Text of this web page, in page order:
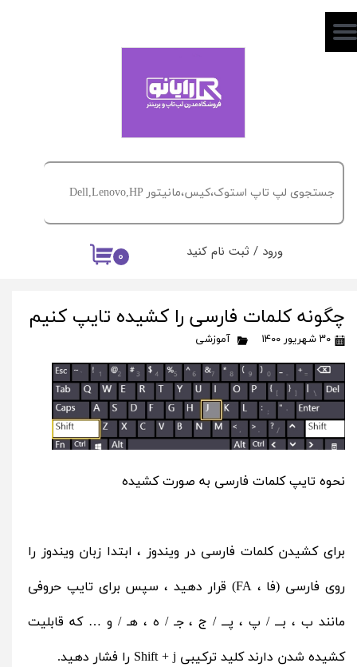
۰ ورود / ثبت نام کنید
حساب کاربری من
خروج از حساب کاربری
چگونه کلمات فارسی را کشیده تایپ کنیم
۳۰ شهریور ۱۴۰۰ آموزشی
نحوه تایپ کلمات فارسی به صورت کشیده
برای کشیدن کلمات فارسی در ویندوز ، ابتدا زبان ویندوز را
روی فارسی (فا ، FA) قرار دهید ، سپس برای تایپ حروفی
مانند ب ، بـــ / پ ، پـــ / ج ، جـ / ه ، هـ / و … که قابلیت
کشیده شدن دارند کلید ترکیبی Shift + j را فشار دهید.